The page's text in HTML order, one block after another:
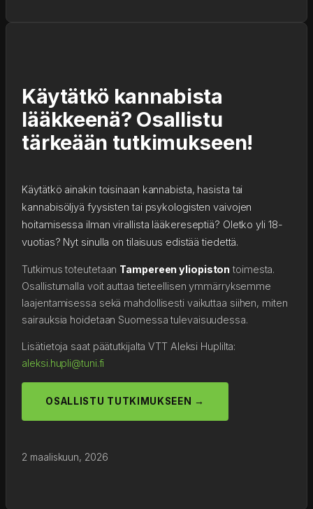
Käytätkö kannabista
lääkkeenä? Osallistu
tärkeään tutkimukseen!
Käytätkö ainakin toisinaan kannabista, hasista tai
kannabisöljyä fyysisten tai psykologisten vaivojen
hoitamisessa ilman virallista lääkereseptiä? Oletko yli 18-
vuotias? Nyt sinulla on tilaisuus edistää tiedettä.
Tutkimus toteutetaan Tampereen yliopiston toimesta.
Osallistumalla voit auttaa tieteellisen ymmärryksemme
laajentamisessa sekä mahdollisesti vaikuttaa siihen, miten
sairauksia hoidetaan Suomessa tulevaisuudessa.
Lisätietoja saat päätutkijalta VTT Aleksi Huplilta:
aleksi.hupli@tuni.fi
OSALLISTU TUTKIMUKSEEN →
2 maaliskuun, 2026